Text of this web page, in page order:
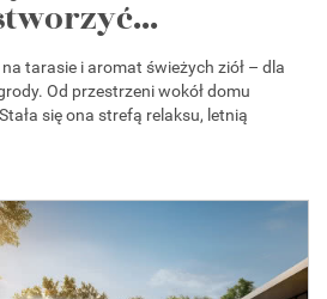
tarasie i aromat świeżych ziół – dla
Od przestrzeni wokół domu
się ona strefą relaksu, letnią